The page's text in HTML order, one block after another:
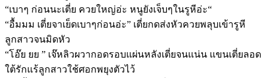
“เบาๆ ก่อนนะเตี่ย ควยใหญ่อ่ะ หนูยังเจ็บๆในรูหีอ่ะ“
“อื้มมม เตี่ยจาเย็ดเบาๆก่อนอ่ะ” เตี่ยกดส่งหัวควยพลุบเข้ารูหี
ลูกสาวจนมิดหัว
“โอ๊ย ยย ” เจ๊หลิวผวากอดรอบแผ่นหลังเตี่ยจนแน่น แขนเตี่ยลอด
ใต้รักแร้ลูกสาวใช้ศอกพยุงตัวไว้